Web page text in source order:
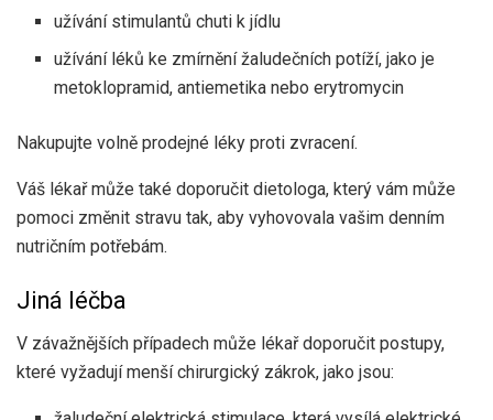
užívání stimulantů chuti k jídlu
užívání léků ke zmírnění žaludečních potíží, jako je
metoklopramid, antiemetika nebo erytromycin
Nakupujte volně prodejné léky proti zvracení.
Váš lékař může také doporučit dietologa, který vám může
pomoci změnit stravu tak, aby vyhovovala vašim denním
nutričním potřebám.
Jiná léčba
V závažnějších případech může lékař doporučit postupy,
které vyžadují menší chirurgický zákrok, jako jsou: